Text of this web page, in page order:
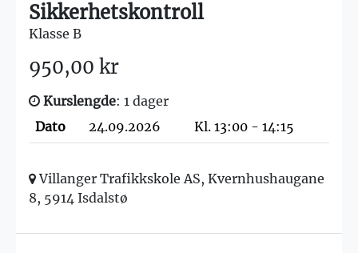
Sikkerhetskontroll
Klasse B
950,00 kr
Kurslengde: 1 dager
Dato
24.09.2026 Kl. 13:00 - 14:15
Villanger Trafikkskole AS, Kvernhushaugane
8, 5914 Isdalstø